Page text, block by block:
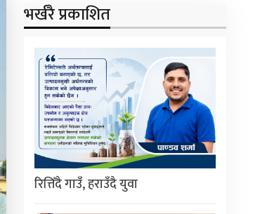
भर्खरै प्रकाशित
रित्तिँदै गाउँ, हराउँदै युवा